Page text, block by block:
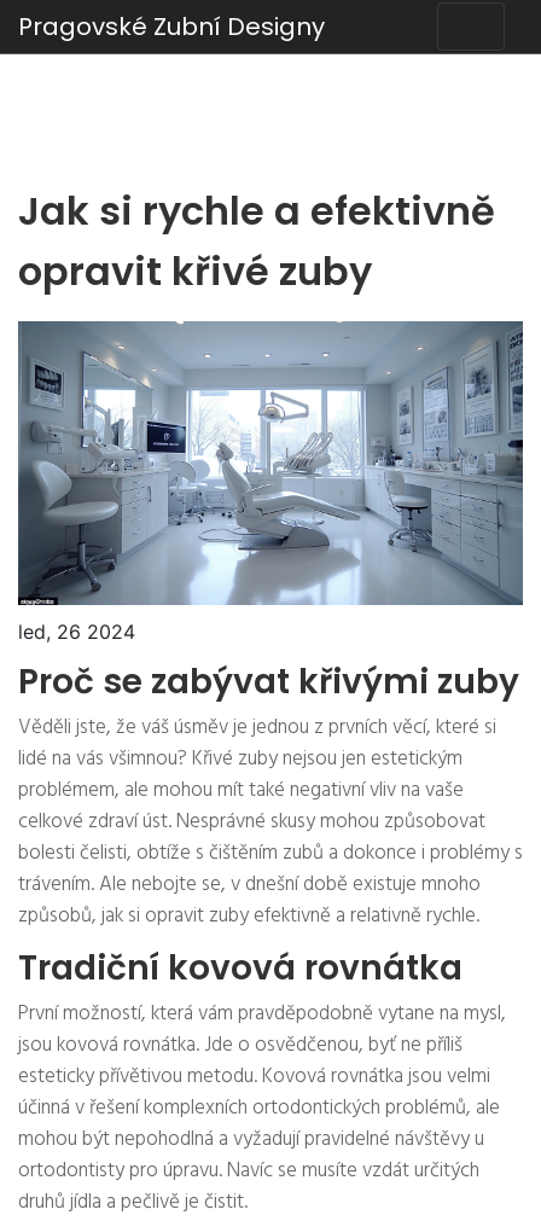
Pragovské Zubní Designy
Jak si rychle a efektivně
opravit křivé zuby
led, 26 2024
Proč se zabývat křivými zuby
Věděli jste, že váš úsměv je jednou z prvních věcí, které si
lidé na vás všimnou? Křivé zuby nejsou jen estetickým
problémem, ale mohou mít také negativní vliv na vaše
celkové zdraví úst. Nesprávné skusy mohou způsobovat
bolesti čelisti, obtíže s čištěním zubů a dokonce i problémy s
trávením. Ale nebojte se, v dnešní době existuje mnoho
způsobů, jak si opravit zuby efektivně a relativně rychle.
Tradiční kovová rovnátka
První možností, která vám pravděpodobně vytane na mysl,
jsou kovová rovnátka. Jde o osvědčenou, byť ne příliš
esteticky přívětivou metodu. Kovová rovnátka jsou velmi
účinná v řešení komplexních ortodontických problémů, ale
mohou být nepohodlná a vyžadují pravidelné návštěvy u
ortodontisty pro úpravu. Navíc se musíte vzdát určitých
druhů jídla a pečlivě je čistit.